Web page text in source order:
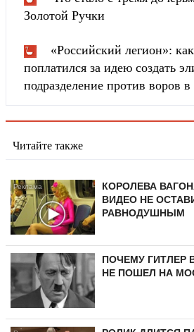
Золотой Ручки
«Российский легион»:
поплатился за идею создать
подразделение против воров в
Читайте также
КОРОЛЕВА
ВИДЕО НЕ
РАВНОДУШНЫМ
ПОЧЕМУ ГИТЛЕР
НЕ ПОШЕЛ НА